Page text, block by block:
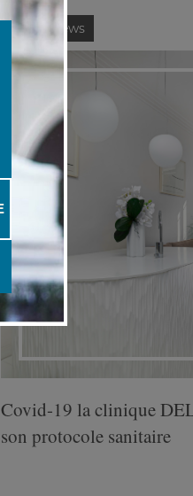
Latest News
Covid-19 la clinique
son protocole sanitaire